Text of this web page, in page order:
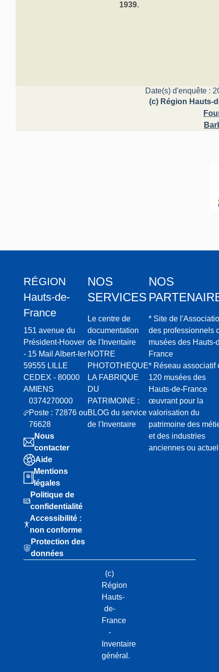
1939.
Date(s) d'enquête :
(c) Région Hauts-
RÉGION
Hauts-de-
France
151 avenue du
Président-Hoover
- 15 Mail Albert-Ier
59555 LILLE
CEDEX - 80000
AMIENS
0374270000
Poste : 72876 ou
76628
Nous
contacter
Aide
Mentions
légales
Politique de
confidentialité
Accessibilité :
non conforme
Protection des
données
NOS
SERVICES
Le centre de
documentation
de l'Inventaire
NOTRE
PHOTOTHEQUE
LA FABRIQUE
DU
PATRIMOINE :
BLOG du service
de l'Inventaire
NOS
* Site de
des professionnels
musées des Hauts-
France
* Réseau associatif
120 musées des
Hauts-de-France
œuvrant pour la
valorisation du
patrimoine des
et des industries
anciennes ou
(c)
Région
Hauts-
de-
France
-
Inventaire
général.